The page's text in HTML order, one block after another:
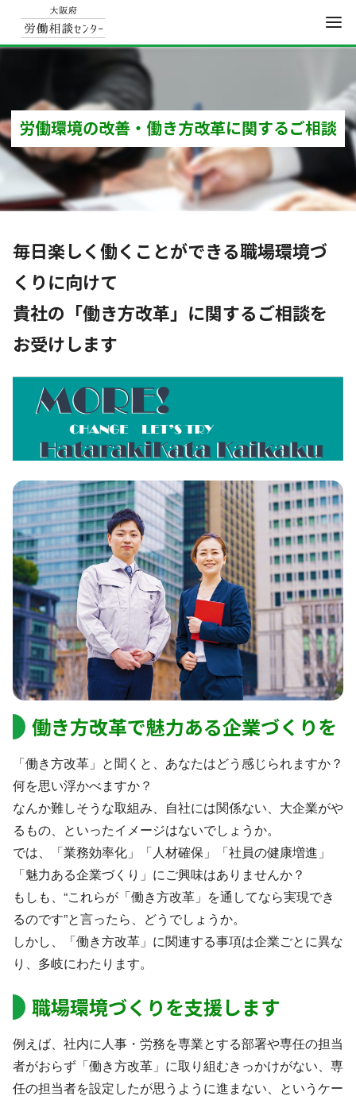
ン
ツ
へ
動
労働環境の改善・働き方改革に関するご相談
毎日楽しく働くことができる職場環境づ
くりに向けて
貴社の「働き方改革」に関するご相談を
お受けします
働き方改革で魅力ある企業づくりを
「働き方改革」と聞くと、あなたはどう感じられますか？
何を思い浮かべますか？
なんか難しそうな取組み、自社には関係ない、大企業がや
るもの、といったイメージはないでしょうか。
では、「業務効率化」「人材確保」「社員の健康増進」
「魅力ある企業づくり」にご興味はありませんか？
もしも、“これらが「働き方改革」を通してなら実現でき
るのです”と言ったら、どうでしょうか。
しかし、「働き方改革」に関連する事項は企業ごとに異な
り、多岐にわたります。
職場環境づくりを支援します
例えば、社内に人事・労務を専業とする部署や専任の担当
者がおらず「働き方改革」に取り組むきっかけがない、専
任の担当者を設定したが思うように進まない、というケー